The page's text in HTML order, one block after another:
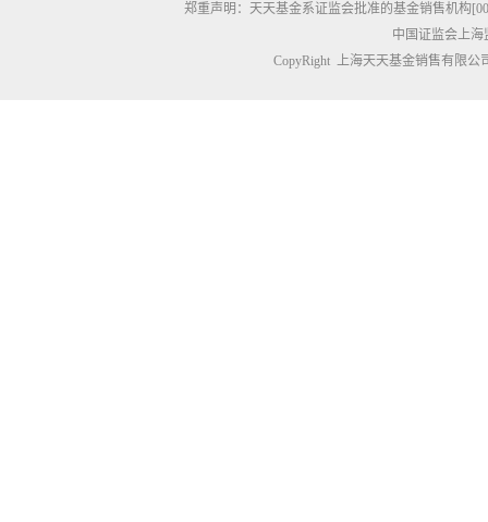
郑重声明： 天天基金系证监会批准的基金销售机构
中国证监会上
CopyRight 上海天天基金销售有限